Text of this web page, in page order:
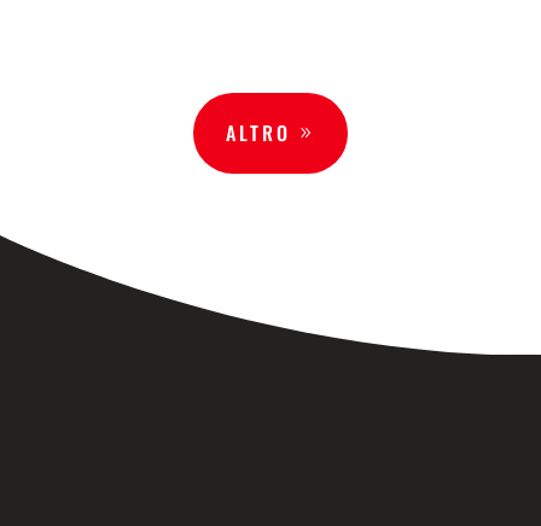
ALTRO